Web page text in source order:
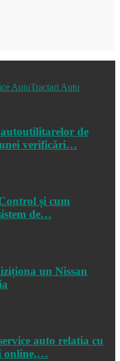
AutoTractari Auto
de
verificări…
și cum
de…
un Nissan
auto relatia cu
online,…